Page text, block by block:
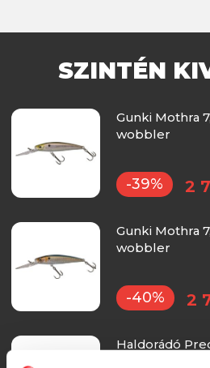
SZINTÉN
Gunki Mothra
wobbler
-39% 2
Gunki Mothra
wobbler
-40% 2
Haldorádó